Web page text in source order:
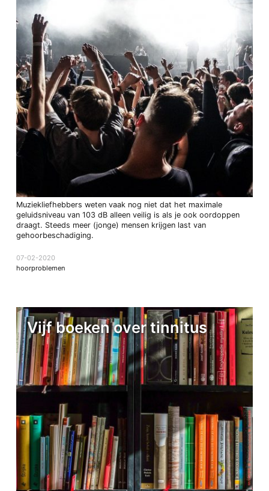
Muziekliefhebbers weten vaak nog niet dat het maximale
geluidsniveau van 103 dB alleen veilig is als je ook oordoppen
draagt. Steeds meer (jonge) mensen krijgen last van
gehoorbeschadiging.
07-02-2020
hoorproblemen
Vijf boeken over tinnitus